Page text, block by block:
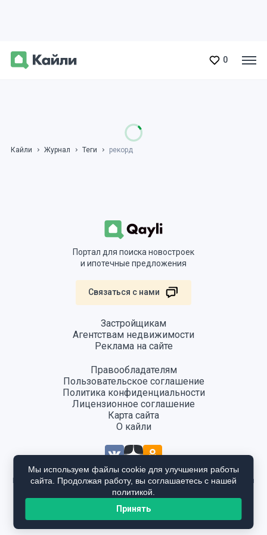
0
Кайли Журнал Теги рекорд
Портал для поиска новостроек
и ипотечные предложения
Связаться с нами
Застройщикам
Агентствам недвижимости
Реклама на сайте
Правообладателям
Пользовательское соглашение
Политика конфиденциальности
Лицензионное соглашение
Карта сайта
О кайли
Информация, размещенная на сайте, не является публичной офертой
и предоставляется в ознакомительных целях. Для получения
подробной информации общайтесь в отдел продаж застройщика.
Мы используем файлы cookie для улучшения работы
сайта. Продолжая работу, вы соглашаетесь с нашей
политикой.
Принять